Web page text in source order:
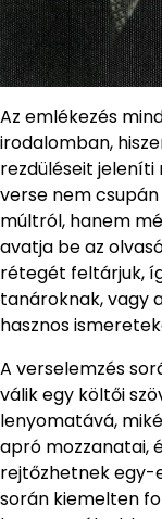
Az emlékezés
irodalomban,
rezdüléseit jeleníti
verse nem
múltról, hanem
avatja be az
rétegét feltárjuk,
tanároknak, vagy
hasznos
A verselemzés
válik egy költői
lenyomatává,
apró mozzanatai,
rejtőzhetnek egy-
során kiemelten